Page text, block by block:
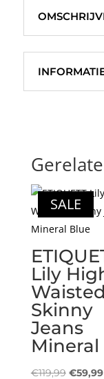
SALE
Lily
Waisted
Skinny
Jeans
Mineral
€119,99 €59,99